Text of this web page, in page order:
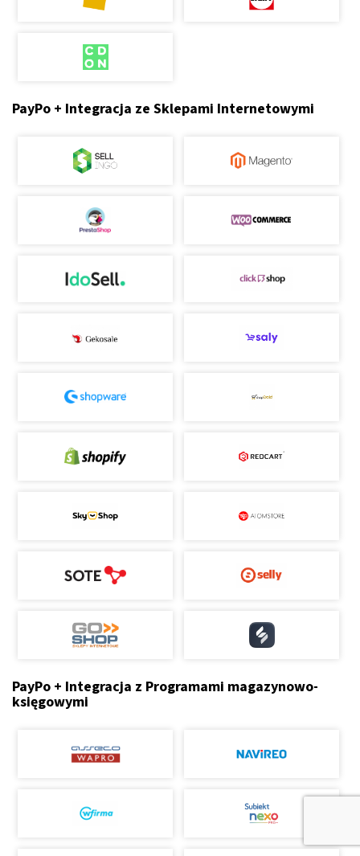
PayPo + Integracja ze Sklepami Internetowymi
PayPo + Integracja z Programami magazynowo-
księgowymi